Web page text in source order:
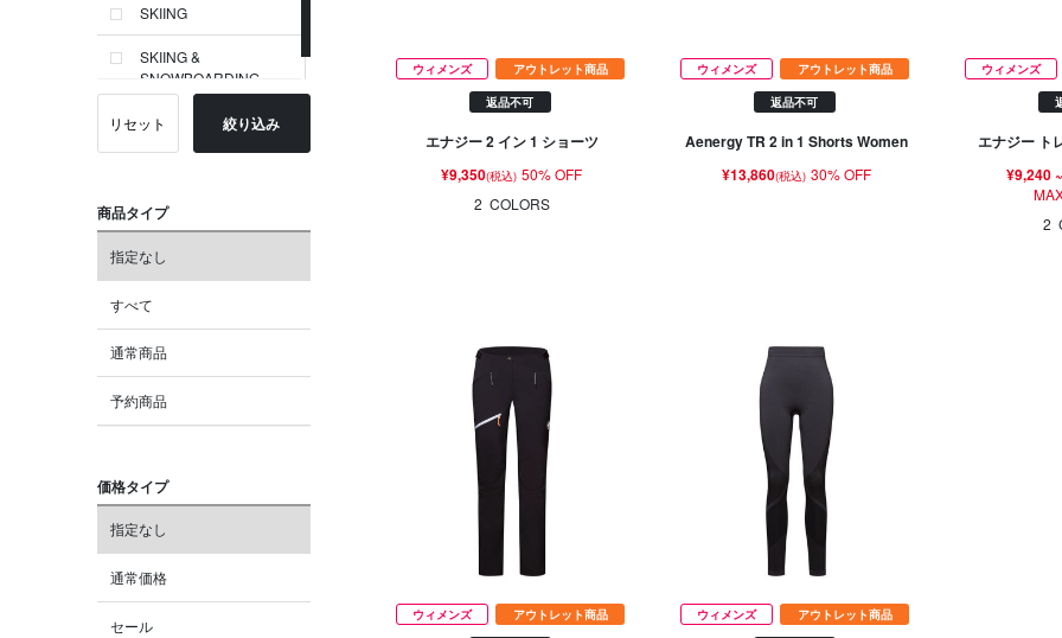
SKIING
SKIING &
SNOWBOARDING
リセット 絞り込み
商品タイプ
指定なし
すべて
通常商品
予約商品
価格タイプ
指定なし
通常価格
セール
ウィメンズ アウトレット商品
返品不可
エナジー 2 イン 1 ショーツ
¥9,350(税込) 50% OFF
2 COLORS
ウィメンズ アウトレット商品
返品不可
Aenergy TR 2 in 1 Shorts Women
¥13,860(税込) 30% OFF
ウィメンズ
エナジー ト
¥9,240~
2
ウィメンズ アウトレット商品 ウィメンズ アウトレット商品